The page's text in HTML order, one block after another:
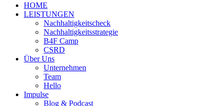
HOME
LEISTUNGEN
Nachhaltigkeitscheck
Nachhaltigkeitsstrategie
B4F Camp
CSRD
Über Uns
Unternehmen
Team
Hello
Impulse
Blog & Podcast